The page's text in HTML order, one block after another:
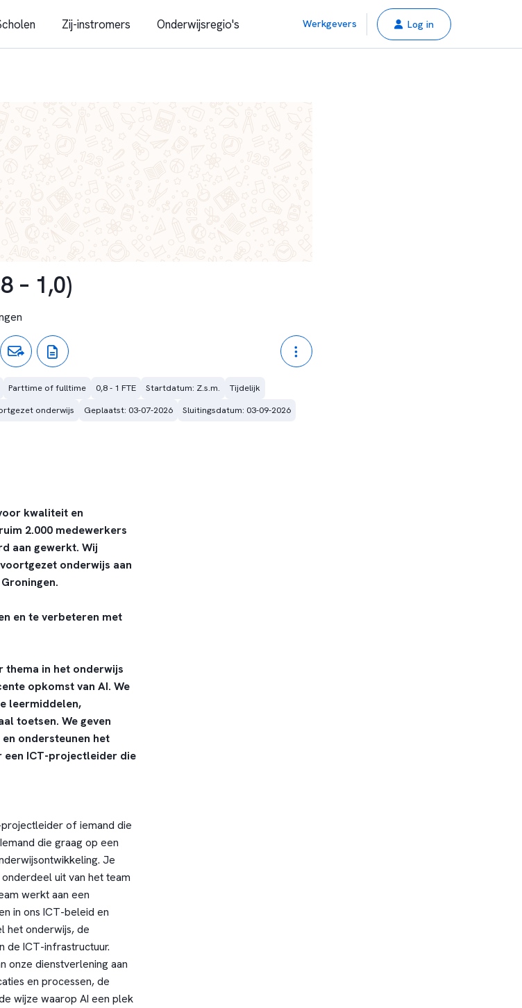
Zij-instromers Onderwijsregio's Werkgevers Log in
– 1,0)
Parttime of fulltime 0,8 - 1 FTE Startdatum: Z.s.m.
Tijdelijk
onderwijs Geplaatst: 03-07-2026
Sluitingsdatum: 03-09-2026
kwaliteit en
2.000 medewerkers
aan gewerkt. Wij
onderwijs aan
en te verbeteren met
thema in het onderwijs
opkomst van AI. We
leermiddelen,
toetsen. We geven
ondersteunen het
een ICT-projectleider die
of iemand die
die graag op een
Je
uit van het team
werkt aan een
in ons ICT-beleid en
het onderwijs, de
de ICT-infrastructuur.
onze dienstverlening aan
en processen, de
wijze waarop AI een plek